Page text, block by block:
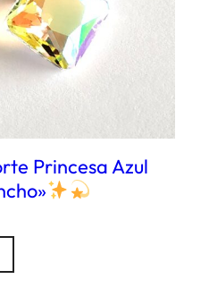
Princesa Azul